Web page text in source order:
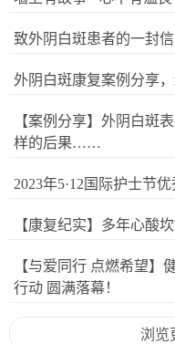
致外阴白斑患者的一封
外阴白斑康复案例分享，
【案例分享】外阴白斑
样的后果……
2023年5·12国际护士节
【康复纪实】多年心酸
【与爱同行 点燃希望】
行动 圆满落幕！
浏览